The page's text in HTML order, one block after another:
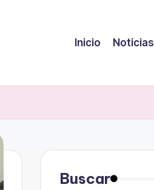
Inicio Noticias
Buscar